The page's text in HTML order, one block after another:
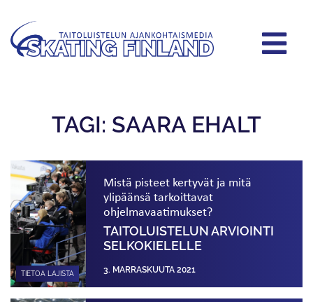
TAGI: SAARA EHALT
TIETOA LAJISTA
Mistä pisteet kertyvät ja mitä
ylipäänsä tarkoittavat
ohjelmavaatimukset?
TAITOLUISTELUN ARVIOINTI
SELKOKIELELLE
3. MARRASKUUTA 2021